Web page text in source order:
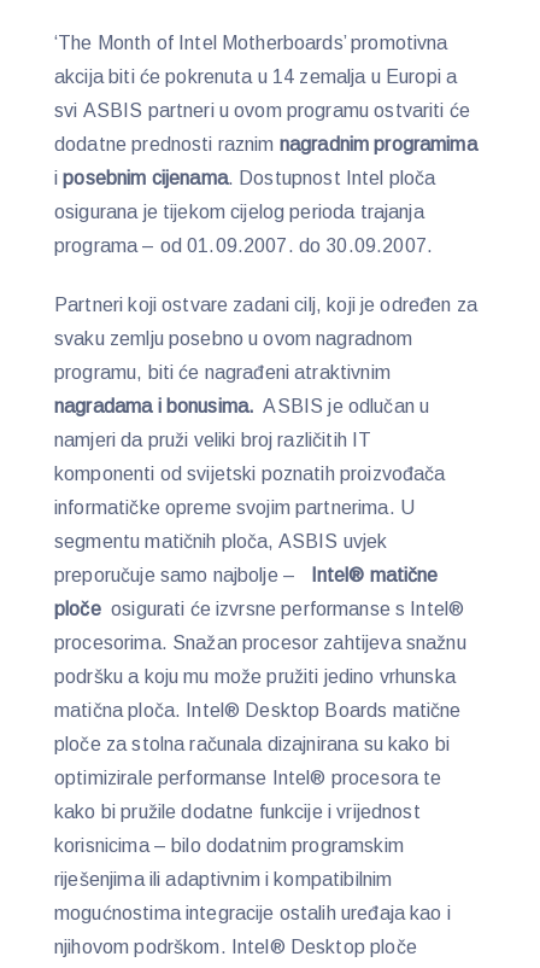
‘The Month of Intel Motherboards’ promotivna
akcija biti će pokrenuta u 14 zemalja u Europi a
svi ASBIS partneri u ovom programu ostvariti će
dodatne prednosti raznim nagradnim programima
iposebnim cijenama. Dostupnost Intel ploča
osigurana je tijekom cijelog perioda trajanja
programa – od 01.09.2007. do 30.09.2007.
Partneri koji ostvare zadani cilj, koji je određen za
svaku zemlju posebno u ovom nagradnom
programu, biti će nagrađeni atraktivnim
nagradama i bonusima. ASBIS je odlučan u
namjeri da pruži veliki broj različitih IT
komponenti od svijetski poznatih proizvođača
informatičke opreme svojim partnerima. U
segmentu matičnih ploča, ASBIS uvjek
preporučuje samo najbolje –
Intel® matične
ploče osigurati će izvrsne performanse s Intel®
procesorima. Snažan procesor zahtijeva snažnu
podršku a koju mu može pružiti jedino vrhunska
matična ploča. Intel® Desktop Boards matične
ploče za stolna računala dizajnirana su kako bi
optimizirale performanse Intel® procesora te
kako bi pružile dodatne funkcije i vrijednost
korisnicima – bilo dodatnim programskim
riješenjima ili adaptivnim i kompatibilnim
mogućnostima integracije ostalih uređaja kao i
njihovom podrškom. Intel® Desktop ploče